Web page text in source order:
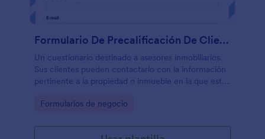
Formulario De Precalificación De Clientes De Bienes Raíces
Un cuestionario destinado a asesores inmobiliarios.
Sus clientes pueden contactarlo con la información
pertinente a la propiedad o inmueble en la que están
Go to Category:
Formularios de negocio